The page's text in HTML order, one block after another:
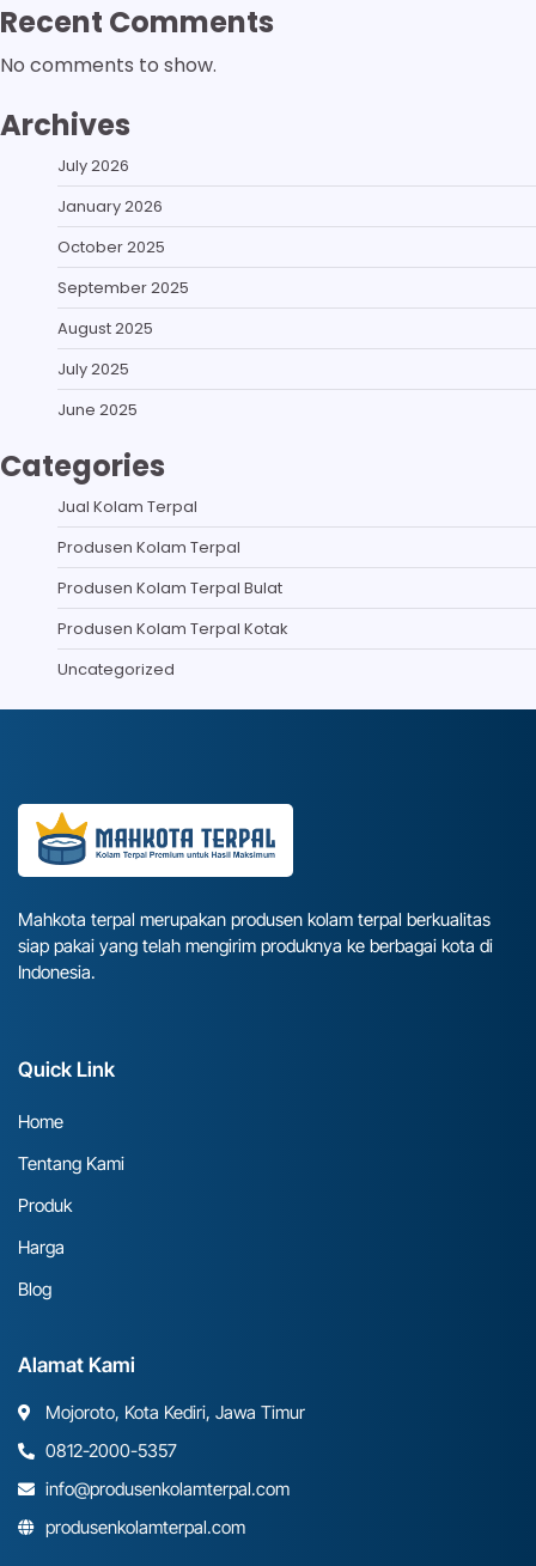
Recent Comments
No comments to show.
Archives
July 2026
January 2026
October 2025
September 2025
August 2025
July 2025
June 2025
Categories
Jual Kolam Terpal
Produsen Kolam Terpal
Produsen Kolam Terpal Bulat
Produsen Kolam Terpal Kotak
Uncategorized
Mahkota terpal merupakan produsen kolam terpal berkualitas
siap pakai yang telah mengirim produknya ke berbagai kota di
Indonesia.
Quick Link
Home
Tentang Kami
Produk
Harga
Blog
Alamat Kami
Mojoroto, Kota Kediri, Jawa Timur
0812-2000-5357
info@produsenkolamterpal.com
produsenkolamterpal.com